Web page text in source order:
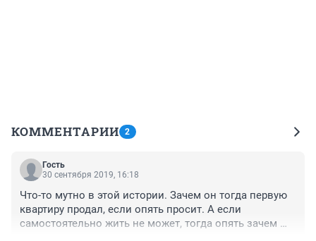
КОММЕНТАРИИ 2
Гость
30 сентября 2019, 16:18
Что-то мутно в этой истории. Зачем он тогда первую
квартиру продал, если опять просит. А если
самостоятельно жить не может, тогда опять зачем